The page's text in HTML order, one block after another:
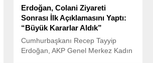
Erdoğan, Colani Ziyareti
Sonrası İlk Açıklamasını Yaptı:
“Büyük Kararlar Aldık”
Cumhurbaşkanı Recep Tayyip
Erdoğan, AKP Genel Merkez Kadın